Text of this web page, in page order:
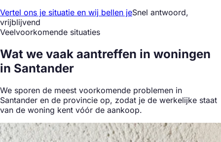
Vertel ons je situatie en wij bellen jeSnel antwoord,
vrijblijvend
Veelvoorkomende situaties
Wat we vaak aantreffen in woningen
in Santander
We sporen de meest voorkomende problemen in
Santander en de provincie op, zodat je de werkelijke staat
van de woning kent vóór de aankoop.